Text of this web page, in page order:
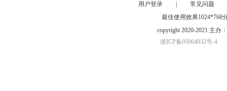
用户登录 常见问题
最佳使用效果1024*768
copyright 2020-2021 主
浙ICP备05064032号-4